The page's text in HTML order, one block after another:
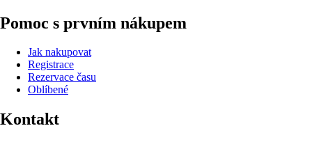
Pomoc s prvním nákupem
Jak nakupovat
Registrace
Rezervace času
Oblíbené
Kontakt